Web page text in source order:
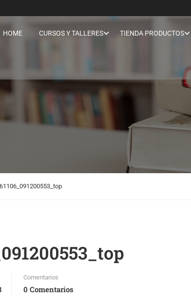
HOME CURSOS Y TALLERES TIENDA PRODUCTOS
Comentarios
0 Comentarios